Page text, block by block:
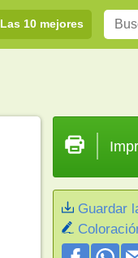
Las 10 mejores
Guardar